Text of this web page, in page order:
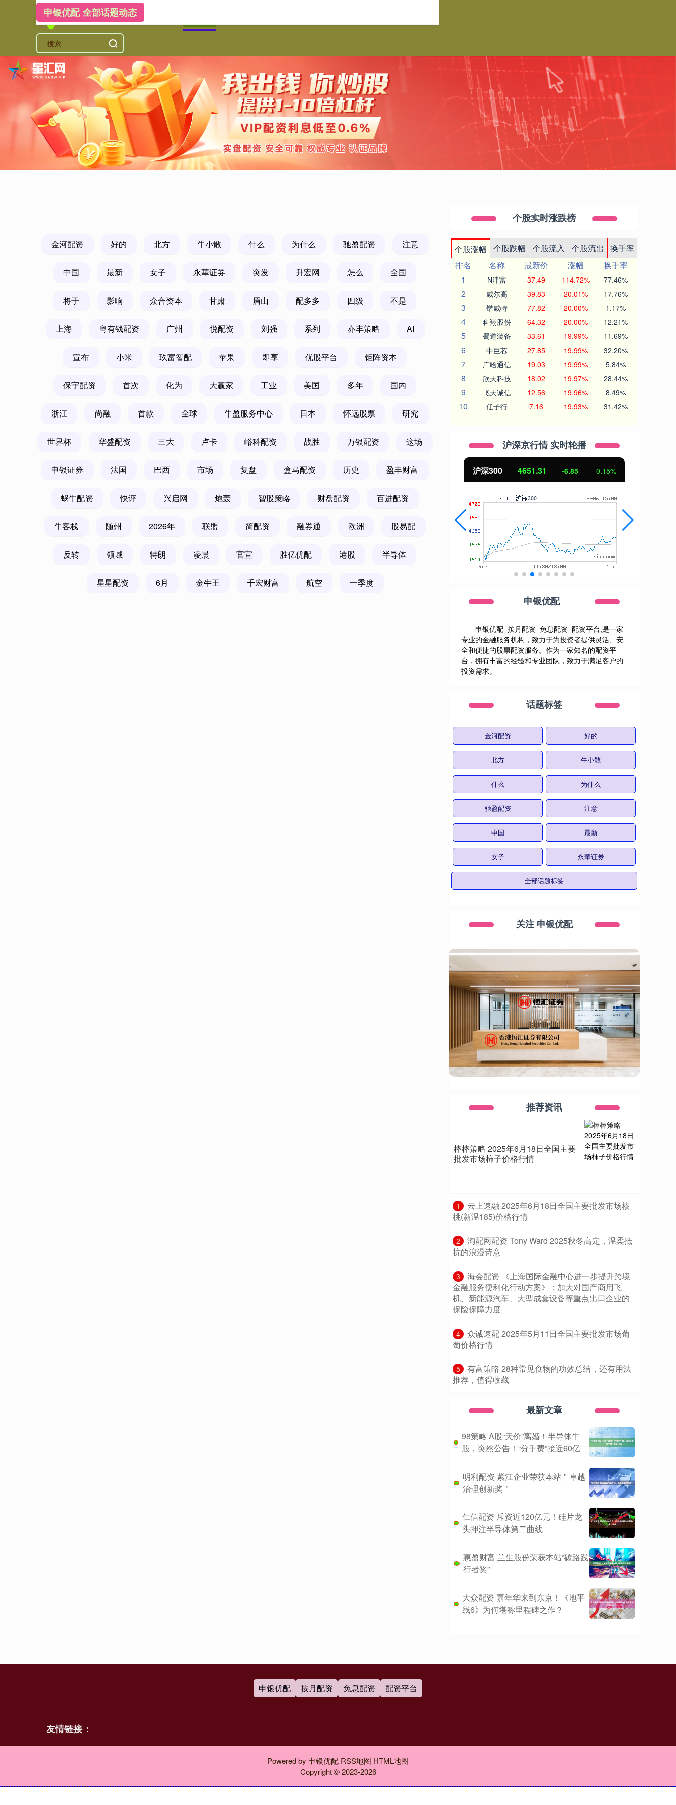
申银优配 全部话题动态
金河配资 好的 北方 牛小散 什么 为什么 驰盈配资 注意
中国 最新 女子 永華证券 突发 升宏网 怎么 全国
将于 影响 众合资本 甘肃 眉山 配多多 四级 不是
上海 粤有钱配资 广州 悦配资 刘强 系列 亦丰策略 AI
宣布 小米 玖富智配 苹果 即享 优股平台 钜阵资本
保宇配资 首次 化为 大赢家 工业 美国 多年 国内
浙江 尚融 首款 全球 牛盈服务中心 日本 怀远股票 研究
世界杯 华盛配资 三大 卢卡 峪科配资 战胜 万银配资 这场
申银证券 法国 巴西 市场 复盘 盒马配资 历史 盈丰财富
蜗牛配资 快评 兴启网 炮轰 智股策略 财盘配资 百进配资
牛客栈 随州 2026年 联盟 简配资 融券通 欧洲 股易配
反转 领域 特朗 凌晨 官宣 胜亿优配 港股 半导体
星星配资 6月 金牛王 千宏财富 航空 一季度
个股实时涨跌榜
个股涨幅 个股跌幅 个股流入 个股流出
换手率
排名
名称 最新价 涨幅
换手率
1
N津富 37.49 114.72% 77.46%
2 威尔高 39.83 20.01% 17.76%
3 锴威特 77.82 20.00% 1.17%
4 科翔股份 64.32 20.00% 12.21%
5 蜀道装备 33.61 19.99% 11.69%
6 中巨芯 27.85 19.99% 32.20%
7 广哈通信 19.03 19.99% 5.84%
8 欣天科技 18.02 19.97% 28.44%
9 飞天诚信 12.56 19.96% 8.49%
10 任子行 7.16 19.93% 31.42%
沪深京行情 实时轮播
深证成指 14110.12 -34.08 沪深300 4651.31 -6.85 -0.15% 北证50 1122.88 3.42 0.30%
申银优配
申银优配_按月配资_免息配资_配资平台,是一家
专业的金融服务机构，致力于为投资者提供灵活、安
全和便捷的股票配资服务。作为一家知名的配资平
台，拥有丰富的经验和专业团队，致力于满足客户的
投资需求。
话题标签
金河配资 好的
北方 牛小散
什么 为什么
驰盈配资 注意
中国 最新
女子 永華证券
全部话题标签
关注 申银优配
推荐资讯
棒棒策略 2025年6月18日全国主要
批发市场柿子价格行情
1
​云上速融 2025年6月18日全国主要批发市场核
桃(新温185)价格行情
2
​淘配网配资 Tony Ward 2025秋冬高定，温柔抵
抗的浪漫诗意
3
​海会配资 《上海国际金融中心进一步提升跨境
金融服务便利化行动方案》：加大对国产商用飞
机、新能源汽车、大型成套设备等重点出口企业的
保险保障力度
4
​众诚速配 2025年5月11日全国主要批发市场葡
萄价格行情
5
​有富策略 28种常见食物的功效总结，还有用法
推荐，值得收藏
最新文章
98策略 A股“天价”离婚！半导体牛
股，突然公告！“分手费”接近60亿
明利配资 紫江企业荣获本站＂卓越
治理创新奖＂
仁信配资 斥资近120亿元！硅片龙
头押注半导体第二曲线
惠盈财富 兰生股份荣获本站“碳路践
行者奖”
大众配资 嘉年华来到东京！《地平
线6》为何堪称里程碑之作？
申银优配 按月配资 免息配资 配资平台
友情链接：
Powered by 申银优配 RSS地图 HTML地图
Copyright© 2023-2026